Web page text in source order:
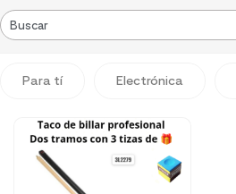
Para tí Electrónica